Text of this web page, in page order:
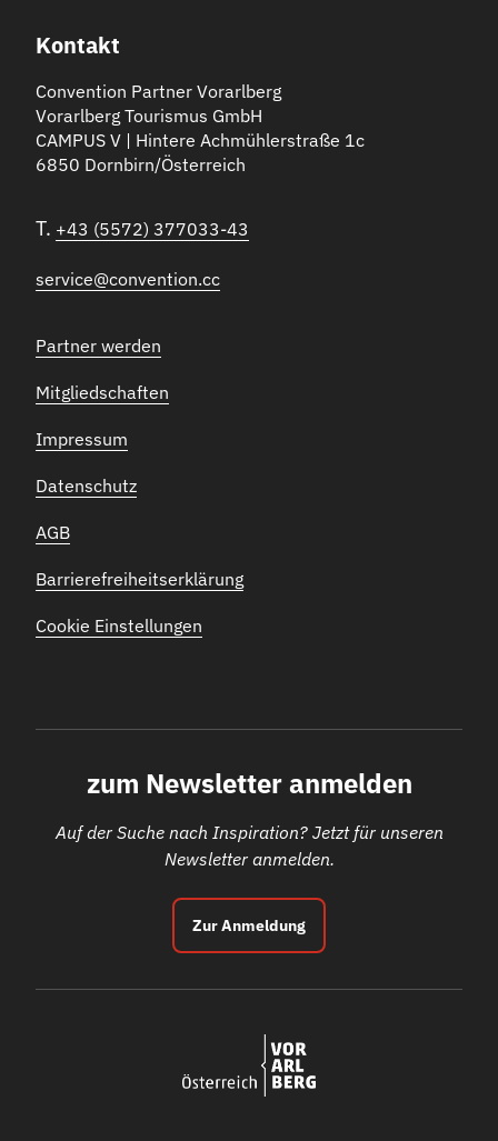
Kontakt
Convention Partner Vorarlberg
Vorarlberg Tourismus GmbH
CAMPUS V | Hintere Achmühlerstraße 1c
6850 Dornbirn/Österreich
T. +43 (5572) 377033-43
service@convention.cc
Partner werden
Mitgliedschaften
Impressum
Datenschutz
AGB
Barrierefreiheitserklärung
Cookie Einstellungen
zum Newsletter anmelden
Auf der Suche nach Inspiration? Jetzt für unseren
Newsletter anmelden.
Zur Anmeldung